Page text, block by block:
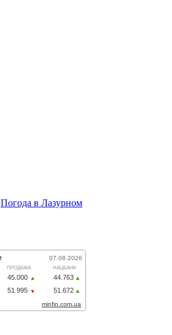
Погода в Лазурном